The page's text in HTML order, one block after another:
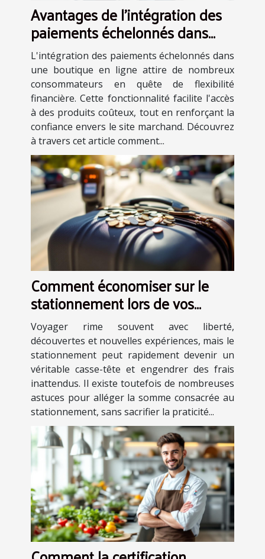
Avantages de l'intégration des
paiements échelonnés dans
votre boutique en ligne
L'intégration des paiements échelonnés dans
une boutique en ligne attire de nombreux
consommateurs en quête de flexibilité
financière. Cette fonctionnalité facilite l'accès
à des produits coûteux, tout en renforçant la
confiance envers le site marchand. Découvrez
à travers cet article comment...
Comment économiser sur le
stationnement lors de vos
voyages ?
Voyager rime souvent avec liberté,
découvertes et nouvelles expériences, mais le
stationnement peut rapidement devenir un
véritable casse-tête et engendrer des frais
inattendus. Il existe toutefois de nombreuses
astuces pour alléger la somme consacrée au
stationnement, sans sacrifier la praticité...